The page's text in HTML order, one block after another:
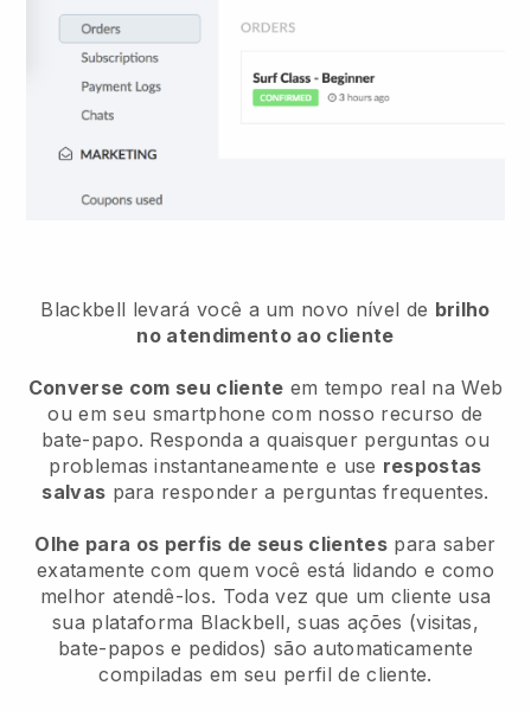
Blackbell levará você a um novo nível de brilho
no atendimento ao cliente
Converse com seu cliente em tempo real na Web
ou em seu smartphone com nosso recurso de
bate-papo. Responda a quaisquer perguntas ou
problemas instantaneamente e use respostas
salvas para responder a perguntas frequentes.
Olhe para os perfis de seus clientes para saber
exatamente com quem você está lidando e como
melhor atendê-los. Toda vez que um cliente usa
sua plataforma Blackbell, suas ações (visitas,
bate-papos e pedidos) são automaticamente
compiladas em seu perfil de cliente.